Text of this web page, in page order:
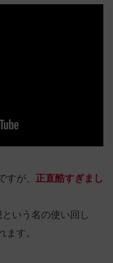
すが、 正直酷すぎまし
いう名の使い回し
ます。